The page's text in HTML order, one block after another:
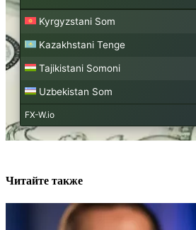
Читайте также